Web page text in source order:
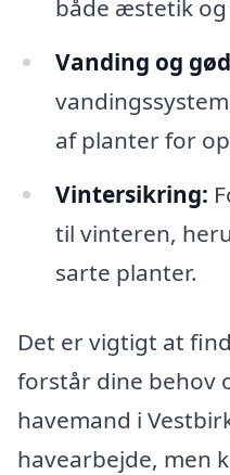
både æstetik
Vanding og
af planter for
Vintersikring:
til vinteren,
sarte planter.
Det er vigtigt at
forstår dine behov
havemand i
havearbejde, men